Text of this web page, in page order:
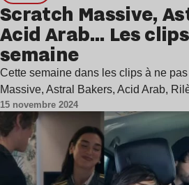
Scratch Massive,
Acid Arab… Les
semaine
Cette semaine dans les clips à ne
Massive, Astral Bakers, Acid Arab,
15 novembre 2024